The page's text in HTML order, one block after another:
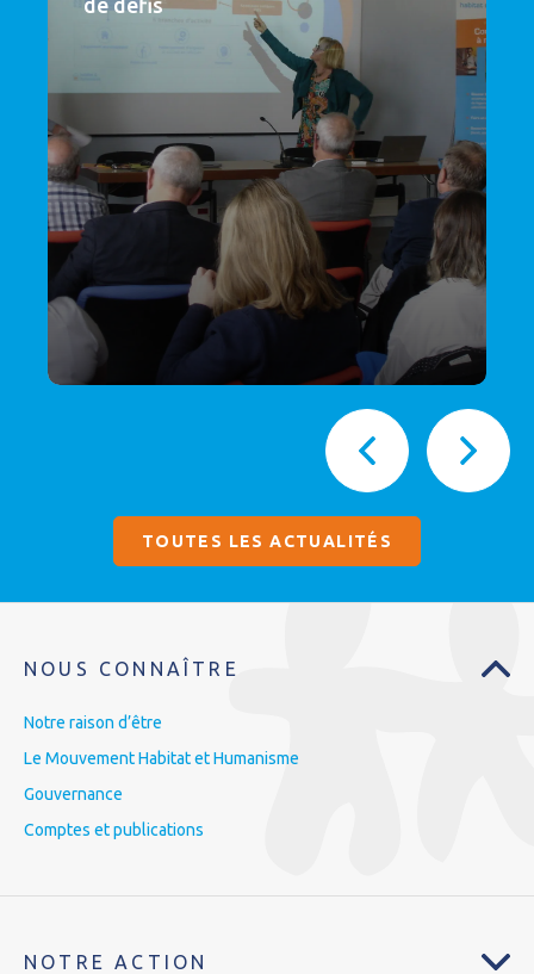
de défis
TOUTES LES ACTUALITÉS
NOUS CONNAÎTRE
Notre raison d’être
Le Mouvement Habitat et Humanisme
Gouvernance
Comptes et publications
NOTRE ACTION